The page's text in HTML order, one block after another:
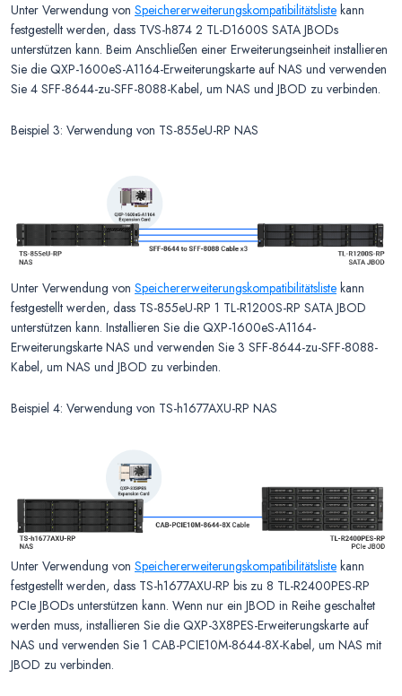
Unter Verwendung von Speichererweiterungskompatibilitätsliste kann
festgestellt werden, dass TVS-h874 2 TL-D1600S SATA JBODs
unterstützen kann. Beim Anschließen einer Erweiterungseinheit installieren
Sie die QXP-1600eS-A1164-Erweiterungskarte auf NAS und verwenden
Sie 4 SFF-8644-zu-SFF-8088-Kabel, um NAS und JBOD zu verbinden.
Beispiel 3: Verwendung von TS-855eU-RP NAS
Unter Verwendung von Speichererweiterungskompatibilitätsliste kann
festgestellt werden, dass TS-855eU-RP 1 TL-R1200S-RP SATA JBOD
unterstützen kann. Installieren Sie die QXP-1600eS-A1164-
Erweiterungskarte NAS und verwenden Sie 3 SFF-8644-zu-SFF-8088-
Kabel, um NAS und JBOD zu verbinden.
Beispiel 4: Verwendung von TS-h1677AXU-RP NAS
Unter Verwendung von Speichererweiterungskompatibilitätsliste kann
festgestellt werden, dass TS-h1677AXU-RP bis zu 8 TL-R2400PES-RP
PCIe JBODs unterstützen kann. Wenn nur ein JBOD in Reihe geschaltet
werden muss, installieren Sie die QXP-3X8PES-Erweiterungskarte auf
NAS und verwenden Sie 1 CAB-PCIE10M-8644-8X-Kabel, um NAS mit
JBOD zu verbinden.